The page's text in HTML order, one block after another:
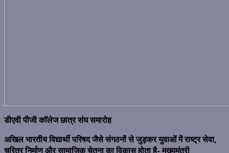
डीएवी पीजी कॉलेज छात्र संघ समारोह
अखिल भारतीय विद्यार्थी परिषद जैसे संगठनों से जुड़कर युवाओं में राष्ट्र सेवा,
चरित्र निर्माण और सामाजिक चेतना का विकास होता है- मुख्यमंत्री